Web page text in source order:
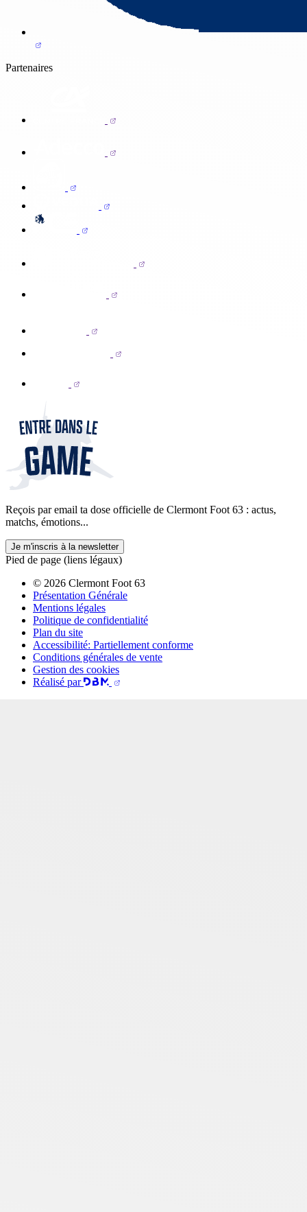
Partenaires
Reçois par email ta dose officielle de Clermont Foot 63 : actus,
matchs, émotions...
Je m'inscris à la newsletter
Pied de page (liens légaux)
© 2026 Clermont Foot 63
Présentation Générale
Mentions légales
Politique de confidentialité
Plan du site
Accessibilité: Partiellement conforme
Conditions générales de vente
Gestion des cookies
Réalisé par